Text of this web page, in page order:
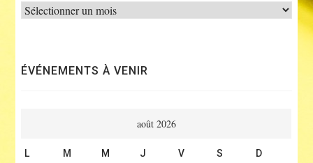
Archives
ÉVÉNEMENTS À VENIR
août 2026
L M M J V S D